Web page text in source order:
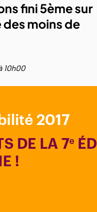
fini 5ème sur
des moins de
10h00